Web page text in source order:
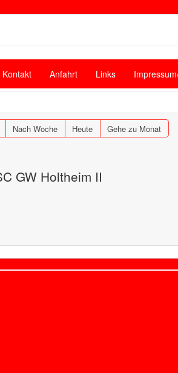
Kontakt Anfahrt Links
Nach Woche Heute Gehe zu Monat
GW Holtheim II